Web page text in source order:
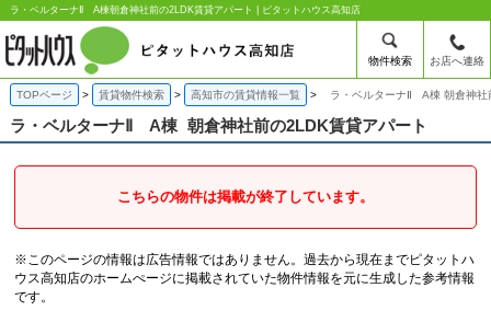
ラ・ベルターナⅡ A棟朝倉神社前の2LDK賃貸アパート | ピタットハウス高知店
物件検索 お店へ連絡
TOPページ 賃貸物件検索 高知市の賃貸情報一覧 ラ・ベルターナⅡ A棟 朝倉神社
ラ・ベルターナⅡ A棟 朝倉神社前の2LDK賃貸アパート
こちらの物件は掲載が終了しています。
※このページの情報は広告情報ではありません。過去から現在までピタットハ
ウス高知店のホームぺージに掲載されていた物件情報を元に生成した参考情報
です。